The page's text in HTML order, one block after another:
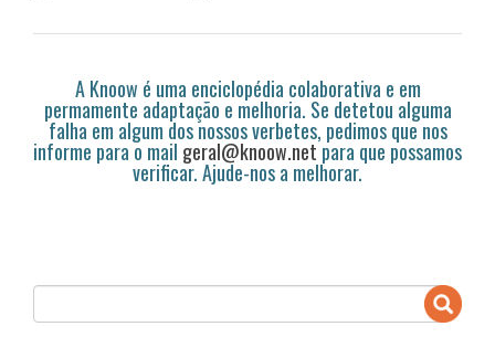
A Knoow é uma enciclopédia colaborativa e em
permamente adaptação e melhoria. Se detetou alguma
falha em algum dos nossos verbetes, pedimos que nos
informe para o mail geral@knoow.netpara que possamos
verificar. Ajude-nos a melhorar.